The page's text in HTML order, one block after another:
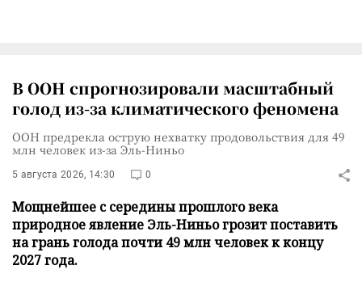
В ООН спрогнозировали масштабный
голод из-за климатического феномена
ООН предрекла острую нехватку продовольствия для 49
млн человек из-за Эль-Ниньо
5 августа 2026, 14:30 0
Мощнейшее с середины прошлого века
природное явление Эль-Ниньо грозит поставить
на грань голода почти 49 млн человек к концу
2027 года.